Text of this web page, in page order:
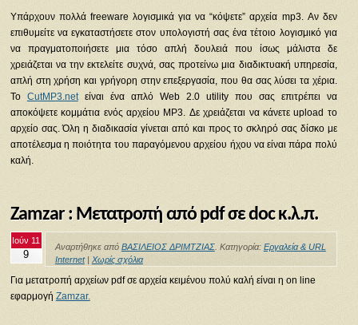
Υπάρχουν πολλά freeware λογισμικά για να “κόψετε” αρχεία mp3. Αν δεν
επιθυμείτε να εγκαταστήσετε στον υπολογιστή σας ένα τέτοιο λογισμικό για
να πραγματοποιήσετε μια τόσο απλή δουλειά που ίσως μάλιστα δε
χρειάζεται να την εκτελείτε συχνά, σας προτείνω μια διαδικτυακή υπηρεσία,
απλή στη χρήση και γρήγορη στην επεξεργασία, που θα σας λύσει τα χέρια.
Το CutMP3.netείναι ένα απλό Web 2.0 utility που σας επιτρέπει να
αποκόψετε κομμάτια ενός αρχείου MP3. Δε χρειάζεται να κάνετε upload το
αρχείο σας. Όλη η διαδικασία γίνεται από και προς το σκληρό σας δίσκο με
αποτέλεσμα η ποιότητα του παραγόμενου αρχείου ήχου να είναι πάρα πολύ
καλή.
Zamzar : Μετατροπή από pdf σε doc κ.λ.π.
Ιούν 11
9
Αναρτήθηκε από ΒΑΣΙΛΕΙΟΣ ΔΡΙΜΤΖΙΑΣ. Κατηγορία: Εργαλεία & URL
Internet| Χωρίς σχόλια
Για μετατροπή αρχείων pdf σε αρχεία κειμένου πολύ καλή είναι η on line
εφαρμογή Zamzar.